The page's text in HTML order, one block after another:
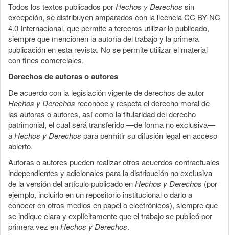
Todos los textos publicados porHechos y Derechos sin
excepción, se distribuyen amparados con la licencia CC BY-NC
4.0 Internacional, que permite a terceros utilizar lo publicado,
siempre que mencionen la autoría del trabajo y la primera
publicación en esta revista. No se permite utilizar el material
con fines comerciales.
Derechos de autoras o autores
De acuerdo con la legislación vigente de derechos de autor
Hechos y Derechos reconoce y respeta el derecho moral de
las autoras o autores, así como la titularidad del derecho
patrimonial, el cual será transferido —de forma no exclusiva—
aHechos y Derechos para permitir su difusión legal en acceso
abierto.
Autoras o autores pueden realizar otros acuerdos contractuales
independientes y adicionales para la distribución no exclusiva
de la versión del artículo publicado enHechos y Derechos (por
ejemplo, incluirlo en un repositorio institucional o darlo a
conocer en otros medios en papel o electrónicos), siempre que
se indique clara y explícitamente que el trabajo se publicó por
primera vez enHechos y Derechos.